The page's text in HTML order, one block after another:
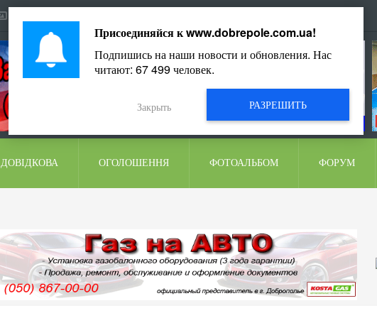
ДОВІДКОВА ОГОЛОШЕННЯ ФОТОАЛЬБОМ ФОРУМ
Присоединяйся кwww.dobrepole.com.ua!
Подпишись на наши новости и обновления. Нас
читают: 67 499человек.
РАЗРЕШИТЬ
Закрыть